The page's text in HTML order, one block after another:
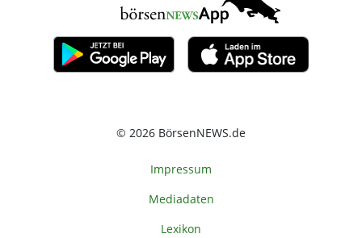
© 2026 BörsenNEWS.de
Impressum
Mediadaten
Lexikon